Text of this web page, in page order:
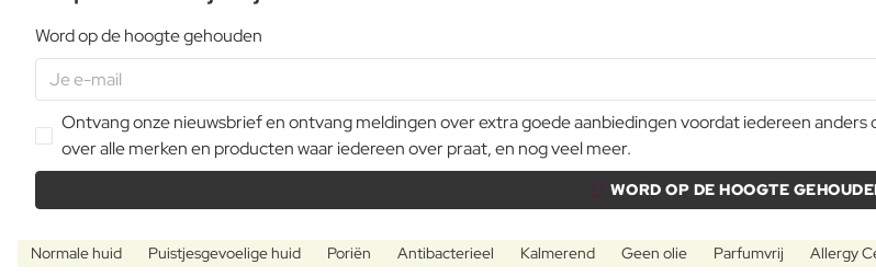
Word op de hoogte gehouden
Ontvang onze nieuwsbrief en ontvang meldingen over extra goede aanbiedingen voordat iedereen
over alle merken en producten waar iedereen over praat, en nog veel meer.
WORD OP DE HOOGTE
Normale huid Puistjesgevoelige huid Poriën Antibacterieel Kalmerend Geen olie Parfumvrij Allergy